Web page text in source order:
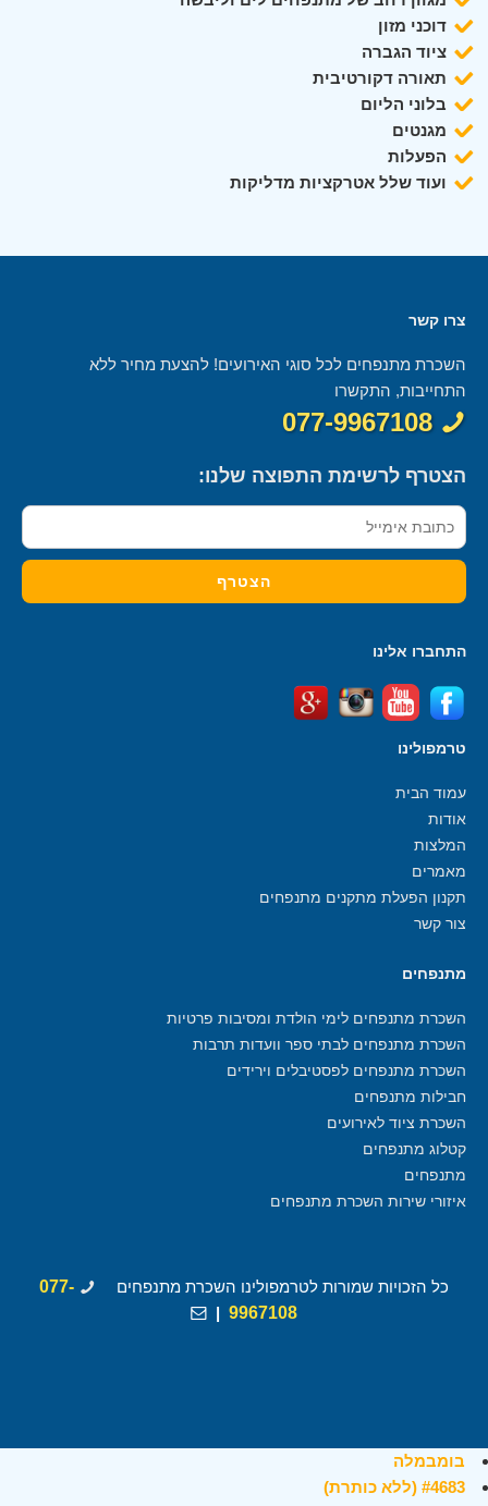
דוכני מזון
ציוד הגברה
תאורה דקורטיבית
בלוני הליום
מגנטים
הפעלות
ועוד שלל אטרקציות מדליקות
צרו קשר
השכרת מתנפחים לכל סוגי האירועים! להצעת מחיר ללא
התחייבות, התקשרו
077-9967108
הצטרף לרשימת התפוצה שלנו:
התחברו אלינו
טרמפולינו
עמוד הבית
אודות
המלצות
מאמרים
תקנון הפעלת מתקנים מתנפחים
צור קשר
מתנפחים
השכרת מתנפחים לימי הולדת ומסיבות פרטיות
השכרת מתנפחים לבתי ספר וועדות תרבות
השכרת מתנפחים לפסטיבלים וירידים
חבילות מתנפחים
השכרת ציוד לאירועים
קטלוג מתנפחים
מתנפחים
איזורי שירות השכרת מתנפחים
כל הזכויות שמורות לטרמפולינו השכרת מתנפחים
077-
9967108
|
בומבמלה
#4683 (ללא כותרת)